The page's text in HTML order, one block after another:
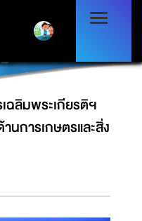
ฉลิมพระเกียรติฯ
การเกษตรและสิ่ง
ลิมพระเกียรติฯ
การเกษตรและสิ่ง